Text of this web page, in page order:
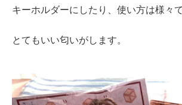
キーホルダーにしたり、使い方は様々で
とてもいい匂いがします。